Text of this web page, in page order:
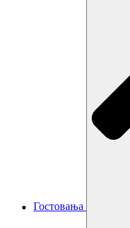
Гостовања